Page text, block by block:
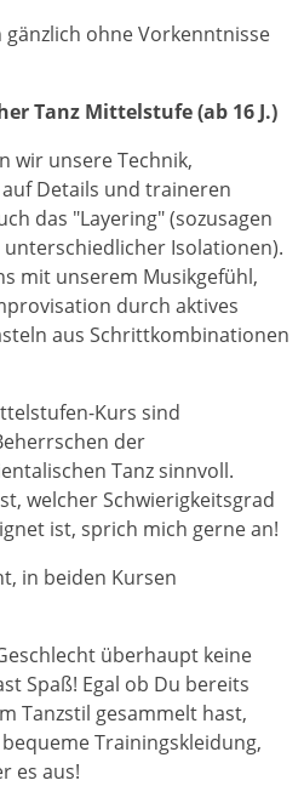
ohne Vorkenntnisse
Tanz Mittelstufe (ab 16 J.)
wir unsere Technik,
Details und traineren
das "Layering" (sozusagen
Isolationen).
mit unserem Musikgefühl,
durch aktives
aus Schrittkombinationen
Kurs sind
der
Tanz sinnvoll.
welcher Schwierigkeitsgrad
ist, sprich mich gerne an!
in beiden Kursen
überhaupt keine
Spaß! Egal ob Du bereits
Tanzstil gesammelt hast,
Trainingskleidung,
es aus!